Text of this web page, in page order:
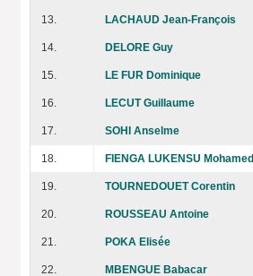
13. LACHAUD Jean-François
14. DELORE Guy
15. LE FUR Dominique
16. LECUT Guillaume
17. SOHI Anselme
18. FIENGA LUKENSU Mohamed
19. TOURNEDOUET Corentin
20. ROUSSEAU Antoine
21. POKA Elisée
22. MBENGUE Babacar